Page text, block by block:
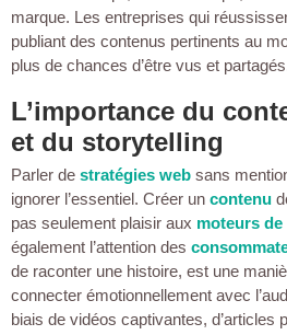
marque. Les entreprises qui
publiant des contenus pertinents au
plus de chances d’être vus et
L’importance du
et du storytelling
Parler de stratégies web sans
ignorer l’essentiel. Créer un contenu
pas seulement plaisir aux moteurs
également l’attention des
de raconter une histoire, est une
connecter émotionnellement avec
biais de vidéos captivantes, d’articles